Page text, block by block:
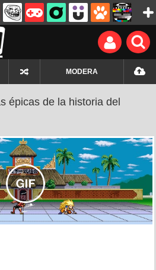
MODERA
épicas de la historia del